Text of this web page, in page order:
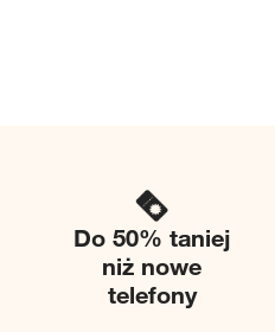
Do 50% taniej
niż nowe
telefony